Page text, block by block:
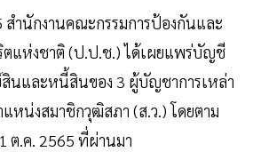
สำนักงานคณะกรรมการป้องกันและ
ตแห่งชาติ (ป.ป.ช.) ได้เผยแพร่บัญชี
สินและหนี้สินของ 3 ผู้บัญชาการเหล่า
น่งสมาชิกวุฒิสภา (ส.ว.) โดยตาม
ต.ค. 2565 ที่ผ่านมา